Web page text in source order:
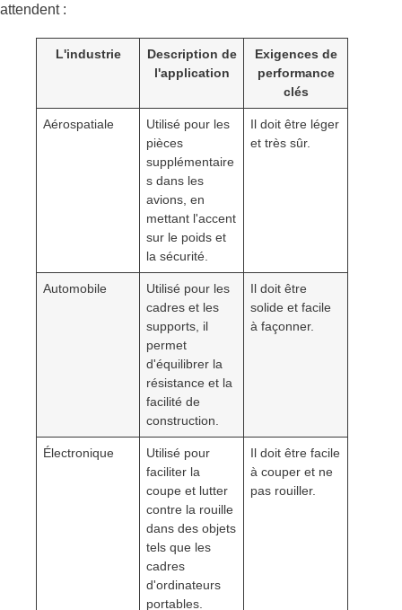
attendent :
L'industrie
Description de
l'application
Exigences de
performance
clés
Aérospatiale
Utilisé pour les
pièces
supplémentaire
s dans les
avions, en
mettant l'accent
sur le poids et
la sécurité.
Il doit être léger
et très sûr.
Automobile
Utilisé pour les
cadres et les
supports, il
permet
d'équilibrer la
résistance et la
facilité de
construction.
Il doit être
solide et facile
à façonner.
Électronique
Utilisé pour
faciliter la
coupe et lutter
contre la rouille
dans des objets
tels que les
cadres
d'ordinateurs
portables.
Il doit être facile
à couper et ne
pas rouiller.